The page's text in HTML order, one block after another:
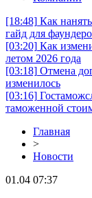
[18:48] Как
гайд для
[03:20] Как
летом 2026 года
[03:18] Отмена
изменилось
[03:16]
таможенной
Главная
>
Новости
01.04 07:37